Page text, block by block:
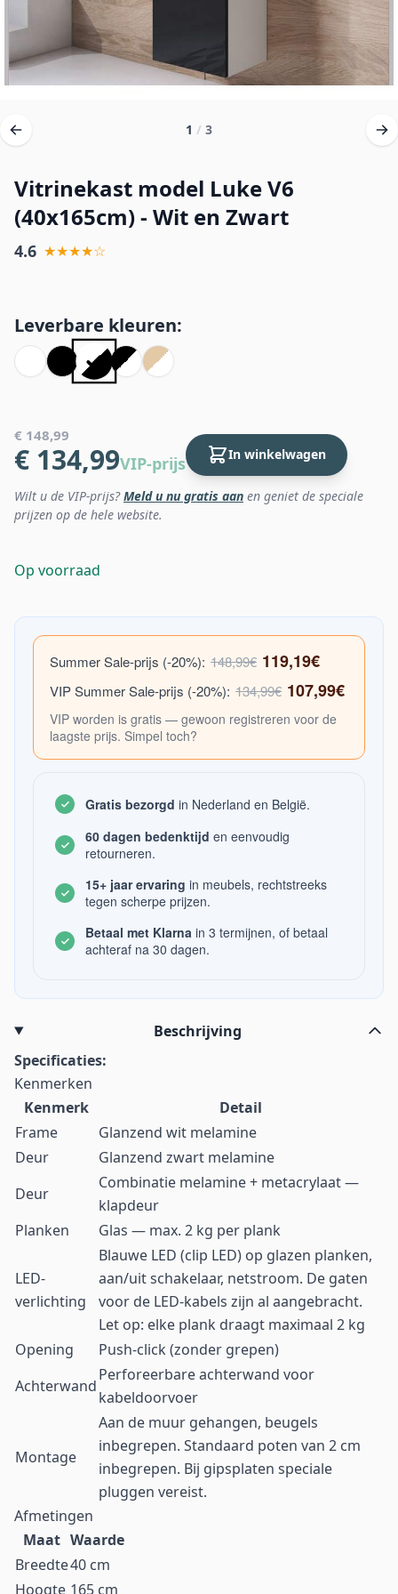
1 / 3
Vitrinekast model Luke V6
(40x165cm) - Wit en Zwart
4.6 ★★★★☆
Leverbare kleuren:
€ 148,99
€ 134,99VIP-prijs In winkelwagen
Wilt u de VIP-prijs?Meld u nu gratis aan en geniet de speciale
prijzen op de hele website.
Op voorraad
Summer Sale-prijs (-20%): 148,99€ 119,19€
VIP Summer Sale-prijs (-20%): 134,99€ 107,99€
VIP worden is gratis — gewoon registreren voor de
laagste prijs. Simpel toch?
Gratis bezorgd in Nederland en België.
60 dagen bedenktijd en eenvoudig
retourneren.
15+ jaar ervaring in meubels, rechtstreeks
tegen scherpe prijzen.
Betaal met Klarna in 3 termijnen, of betaal
achteraf na 30 dagen.
Beschrijving
Specificaties:
Kenmerken
Kenmerk
Detail
Frame
Glanzend wit melamine
Deur
Glanzend zwart melamine
Deur
Combinatie melamine + metacrylaat —
klapdeur
Planken
Glas — max. 2 kg per plank
LED-
verlichting
Blauwe LED (clip LED) op glazen planken,
aan/uit schakelaar, netstroom. De gaten
voor de LED-kabels zijn al aangebracht.
Let op: elke plank draagt maximaal 2 kg
Opening
Push-click (zonder grepen)
Achterwand
Perforeerbare achterwand voor
kabeldoorvoer
Montage
Aan de muur gehangen, beugels
inbegrepen. Standaard poten van 2 cm
inbegrepen. Bij gipsplaten speciale
pluggen vereist.
Afmetingen
Maat Waarde
Breedte40 cm
Hoogte 165 cm